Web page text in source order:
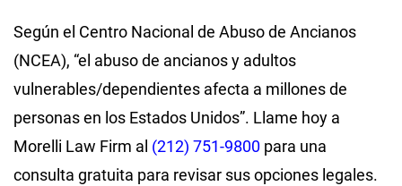
Según el Centro Nacional de Abuso de Ancianos
(NCEA), “el abuso de ancianos y adultos
vulnerables/dependientes afecta a millones de
personas en los Estados Unidos”. Llame hoy a
Morelli Law Firm al (212) 751-9800 para una
consulta gratuita para revisar sus opciones legales.